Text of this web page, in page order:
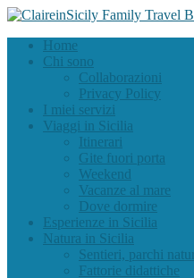
Home
Chi sono
Collaborazioni
Privacy Policy
I miei servizi
Viaggi in Sicilia
Itinerari
Gite fuori porta
Weekend
Vacanze al mare
Dove dormire
Esperienze in Sicilia
Natura in Sicilia
Sentieri, parchi
Fattorie didattiche